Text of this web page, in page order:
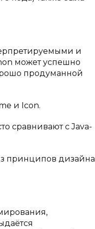
и
может успешно
продуманной
и Icon.
сравнивают с Java-
принципов дизайна